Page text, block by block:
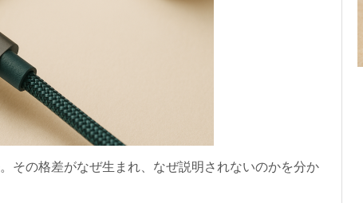
その格差がなぜ生まれ、なぜ説明されないのかを分か